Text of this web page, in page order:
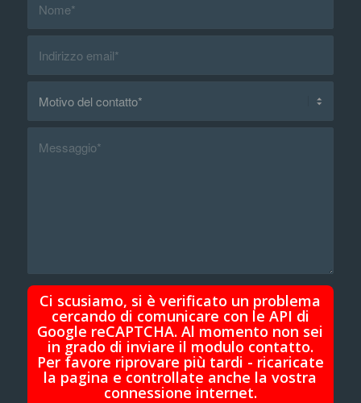
Ci scusiamo, si è verificato un problema
cercando di comunicare con le API di
Google reCAPTCHA. Al momento non sei
in grado di inviare il modulo contatto.
Per favore riprovare più tardi - ricaricate
la pagina e controllate anche la vostra
connessione internet.